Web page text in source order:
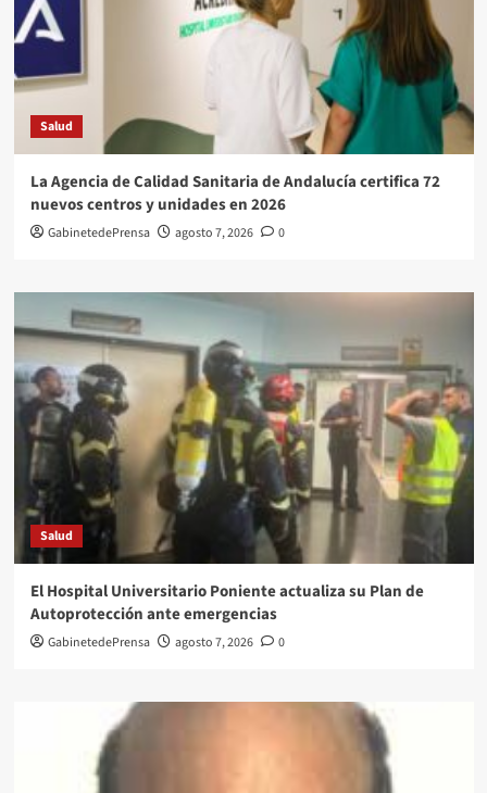
Salud
La Agencia de Calidad Sanitaria de Andalucía certifica 72
nuevos centros y unidades en 2026
GabinetedePrensa agosto 7, 2026 0
Salud
El Hospital Universitario Poniente actualiza su Plan de
Autoprotección ante emergencias
GabinetedePrensa agosto 7, 2026 0